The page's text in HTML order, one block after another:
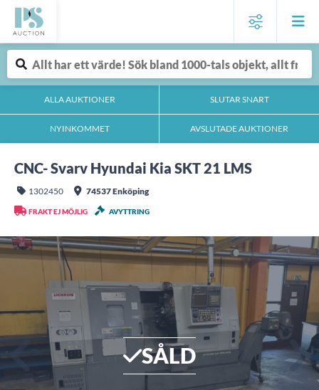
ALLA AUKTIONER SLUTAR SNART
NYINKOMMET AVSLUTADE AUKTIONER
CNC- Svarv Hyundai Kia SKT 21 LMS
1302450 74537 Enköping
FRAKT EJ MÖJLIG AVYTTRING
SÅLD